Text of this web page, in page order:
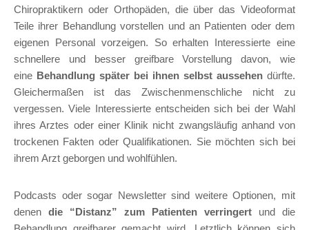
Chiropraktikern oder Orthopäden, die über das Videoformat
Teile ihrer Behandlung vorstellen und an Patienten oder dem
eigenen Personal vorzeigen. So erhalten Interessierte eine
schnellere und besser greifbare Vorstellung davon, wie
eine Behandlung später bei ihnen selbst aussehen dürfte.
Gleichermaßen ist das Zwischenmenschliche nicht zu
vergessen. Viele Interessierte entscheiden sich bei der Wahl
ihres Arztes oder einer Klinik nicht zwangsläufig anhand von
trockenen Fakten oder Qualifikationen. Sie möchten sich bei
ihrem Arzt geborgen und wohlfühlen.
Podcasts oder sogar Newsletter sind weitere Optionen, mit
denen die “Distanz” zum Patienten verringert und die